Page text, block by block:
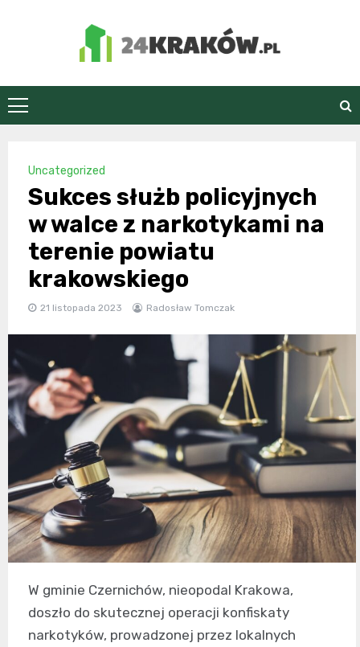
24Kraków.pl
Uncategorized
Sukces służb policyjnych
w walce z narkotykami na
terenie powiatu
krakowskiego
21 listopada 2023 Radosław Tomczak
W gminie Czernichów, nieopodal Krakowa,
doszło do skutecznej operacji konfiskaty
narkotyków, prowadzonej przez lokalnych